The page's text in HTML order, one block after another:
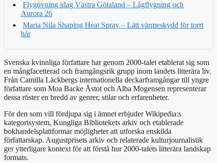
Flygövning idag Västra Götaland – Lågflygning och
Aurora 26
Maria Nila Shaping Heat Spray – Lätt värmeskydd för torrt
hår
Svenska kvinnliga författare har genom 2000-talet etablerat sig som
en mångfacetterad och framgångsrik grupp inom landets litterära liv.
Från Camilla Läckbergs internationella deckarframgångar till yngre
författare som Moa Backe Åstot och Alba Mogensen representerar
dessa röster en bredd av genrer, stilar och erfarenheter.
För den som vill fördjupa sig i ämnet erbjuder Wikipedia:s
kategorisystem, Kungliga Bibliotekets arkiv och etablerade
bokhandelsplattformar möjligheter att utforska enskilda
författarskap. Augustprisets arkiv och relaterade kulturjournalistik
ger ytterligare kontext för att förstå hur 2000-talets litterära landskap
formats.